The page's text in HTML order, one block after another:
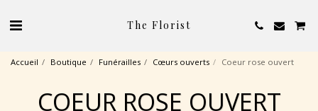
The Florist
Accueil Boutique Funérailles Cœurs ouverts Coeur rose ouvert
COEUR ROSE OUVERT